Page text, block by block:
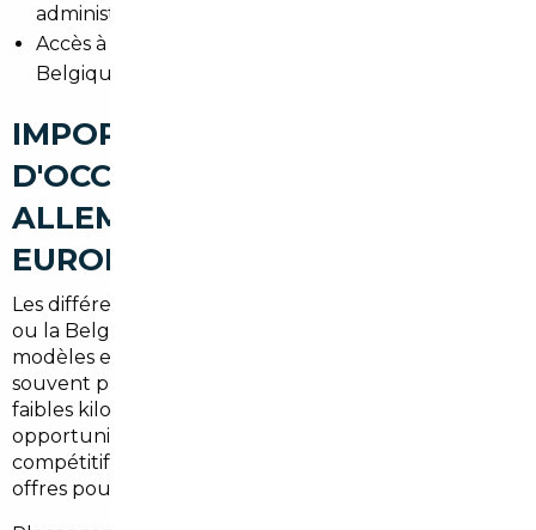
administratives.
Accès à un réseau de vendeurs en Allemagne,
Belgique et Europe.
IMPORT DE VOITURES
D'OCCASION À THIAIS :
ALLEMAGNE, BELGIQUE ET
EUROPE
Les différences de prix entre la France et l Allemagne
ou la Belgique peuvent être significatives selon les
modèles et les motorisations. L Allemagne est
souvent plébiscitée pour les voitures premium et les
faibles kilométrages certifiés. La Belgique offre des
opportunités sur des véhicules récents à prix
compétitif. En tant que courtier, nous comparons les
offres pour optimiser votre achat.